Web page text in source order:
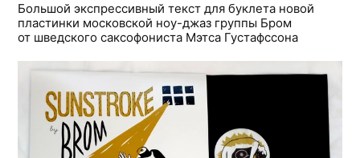
Большой экспрессивный текст для буклета новой
пластинки московской ноу-джаз группы Бром
от шведского саксофониста Мэтса Густафссона